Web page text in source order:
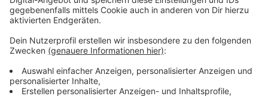
Weitere Meldungen aus Leverkusen
Anzeige
Leverkusen: Saarstraße in Schlebusch soll